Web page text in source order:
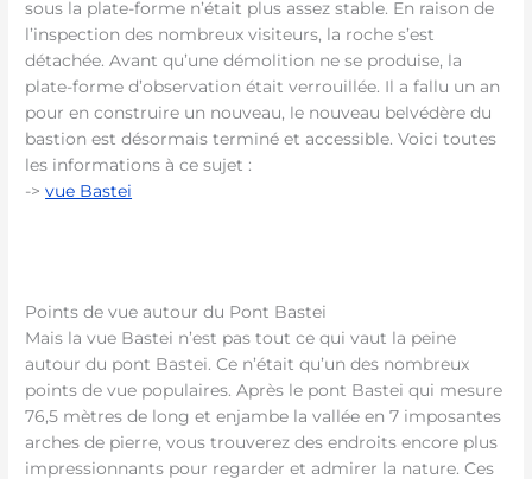
sous la plate-forme n’était plus assez stable. En raison de
l’inspection des nombreux visiteurs, la roche s’est
détachée. Avant qu’une démolition ne se produise, la
plate-forme d’observation était verrouillée. Il a fallu un an
pour en construire un nouveau, le nouveau belvédère du
bastion est désormais terminé et accessible. Voici toutes
les informations à ce sujet :
->vue Bastei
Points de vue autour du Pont Bastei
Mais la vue Bastei n’est pas tout ce qui vaut la peine
autour du pont Bastei. Ce n’était qu’un des nombreux
points de vue populaires. Après le pont Bastei qui mesure
76,5 mètres de long et enjambe la vallée en 7 imposantes
arches de pierre, vous trouverez des endroits encore plus
impressionnants pour regarder et admirer la nature. Ces